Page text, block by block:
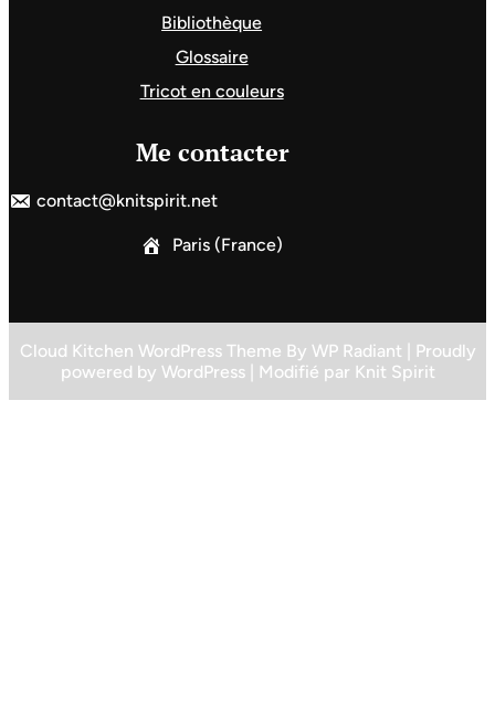
Bibliothèque
Glossaire
Tricot en couleurs
Me contacter
contact@knitspirit.net
Paris (France)
Cloud Kitchen WordPress Theme By WP Radiant | Proudly
powered by WordPress| Modifié par Knit Spirit